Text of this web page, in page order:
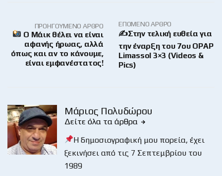
ΠΡΟΗΓΟΎΜΕΝΟ ΆΡΘΡΟ
Ο Μάικ θέλει να είναι
αφανής ήρωας, αλλά
όπως και αν το κάνουμε,
είναι εμφανέστατος!
ΕΠΌΜΕΝΟ ΆΡΘΡΟ
✍Στην τελική ευθεία για
την έναρξη του 7ου OPAP
Limassol 3×3 (Videos &
Pics)
Μάριος Πολυδώρου
Δείτε όλα τα άρθρα
Η δημοσιογραφική μου πορεία, έχει
ξεκινήσει από τις 7 Σεπτεμβρίου του
1989